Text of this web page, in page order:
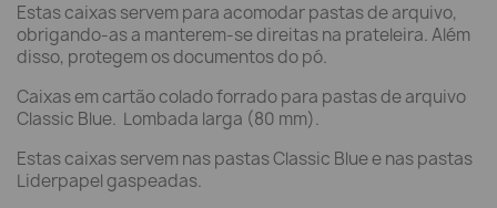
Estas caixas servem para acomodar pastas de arquivo,
obrigando-as a manterem-se direitas na prateleira. Além
disso, protegem os documentos do pó.
Caixas em cartão colado forrado para pastas de arquivo
Classic Blue. Lombada larga (80 mm).
Estas caixas servem nas pastas Classic Blue e nas pastas
Liderpapel gaspeadas.